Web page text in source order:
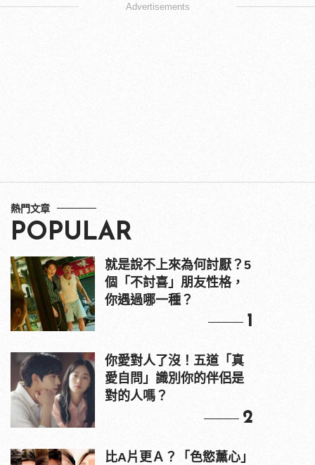
Advertisements
熱門文章
POPULAR
就是說不上來為何討厭？5
個「不討喜」朋友性格，
你遇過哪一種？
1
你愛對人了沒！五道「真
愛自問」識別你的伴侶是
對的人嗎？
2
比A片更Ａ？「色慾薰心」